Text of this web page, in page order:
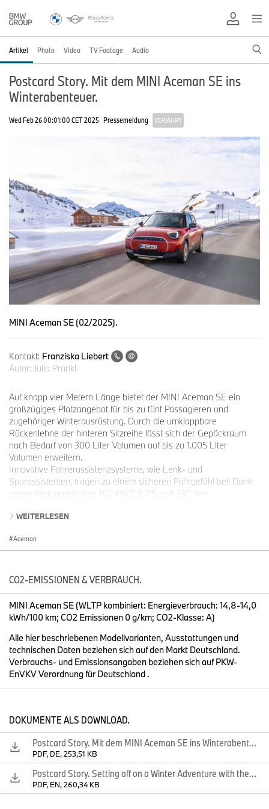
Artikel Photo Video TV Footage Audio
Postcard Story. Mit dem MINI Aceman SE ins
Winterabenteuer.
Wed Feb 26 00:01:00 CET 2025 Pressemeldung VERJÄHRT
MINI Aceman SE (02/2025).
Kontakt: Franziska Liebert
Autor: Julia Prankl
Auf knapp vier Metern Länge bietet der MINI Aceman SE ein
großzügiges Platzangebot für bis zu fünf Passagieren und
zugehöriger Winterausrüstung. Durch die umklappbare
Rückenlehne der hinteren Sitzreihe lässt sich der Gepäckraum
nach Bedarf von 300 Liter Volumen auf bis zu 1.005 Liter
Volumen erweitern.
Innovative Fahrerassistenzsysteme, wie Lenk- und
Spurassistenten, tragen zu einem sicheren Fahrgefühl bei. Dank
seiner leistungsstarken 160 kW/218 PS und 330 Nm
km/h in nur 7,1 Sekunden. Das markentypische Fahrgefühl ist
Fahrdynamik garantiert.
Mit dieser Veröffentlichung stellen wir neue Bilder des MINI
Aceman zur Verfügung.
Bitte wenden Sie sich bei Rückfragen an:
Presse- und Öffentlichkeitsarbeit
Franziska Liebert, Pressesprecherin MINI
Telefon: +49-151-601-28030
Micaela Sandstede, Leiterin Kommunikation MINI
Telefon: +49-176-601-61611
E-Mail:micaela.sandstede@bmw.de
WEITERLESEN
Aceman
CO2-EMISSIONEN & VERBRAUCH.
MINI Aceman SE (WLTP kombiniert: Energieverbrauch: 14,8-14,0
kWh/100 km; CO2 Emissionen 0 g/km; CO2-Klasse: A)
Alle hier beschriebenen Modellvarianten, Ausstattungen und
technischen Daten beziehen sich auf den Markt Deutschland.
Verbrauchs- und Emissionsangaben beziehen sich auf PKW-
EnVKV Verordnung für Deutschland .
DOKUMENTE ALS DOWNLOAD.
Postcard Story. Mit dem MINI Aceman SE ins Winterabenteuer
PDF, DE, 253,51 KB
Postcard Story. Setting off on a Winter Adventure with the MINI Aceman SE
PDF, EN, 260,34 KB